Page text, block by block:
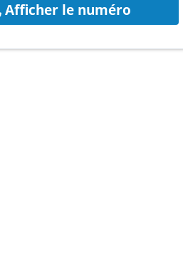
Afficher le numéro